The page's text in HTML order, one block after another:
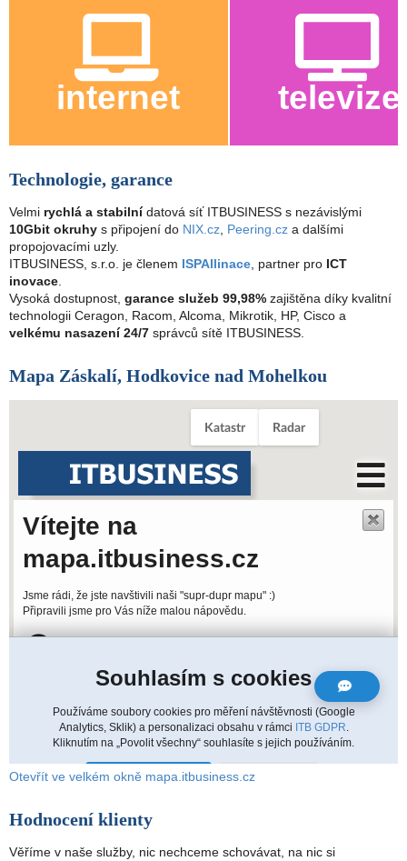
internet televize
Technologie, garance
Velmi rychlá a stabilnídatová síť ITBUSINESS s nezávislými
10Gbit okruhy s připojení do NIX.cz Peering.cz a dalšími
propojovacími uzly.
ITBUSINESS, s.r.o. je členem ISPAllinace , partner pro ICT
inovace
Vysoká dostupnost, garance služeb 99,98% zajištěna díky kvalitní
technologii Ceragon, Racom, Alcoma, Mikrotik, HP, Cisco a
velkému nasazení 24/7 správců sítě ITBUSINESS.
Mapa Záskalí, Hodkovice nad Mohelkou
Otevřít ve velkém okně mapa.itbusiness.cz
Hodnocení klienty
Věříme v naše služby, nic nechceme schovávat, na nic si